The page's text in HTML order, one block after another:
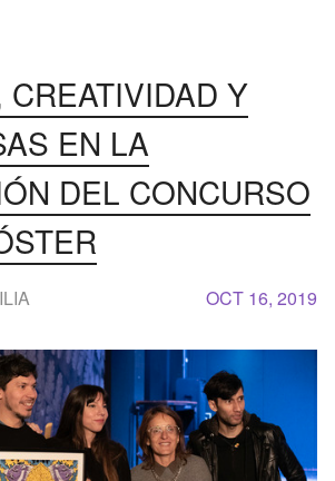
CREATIVIDAD Y
EN LA
DEL CONCURSO
OCT 16, 2019